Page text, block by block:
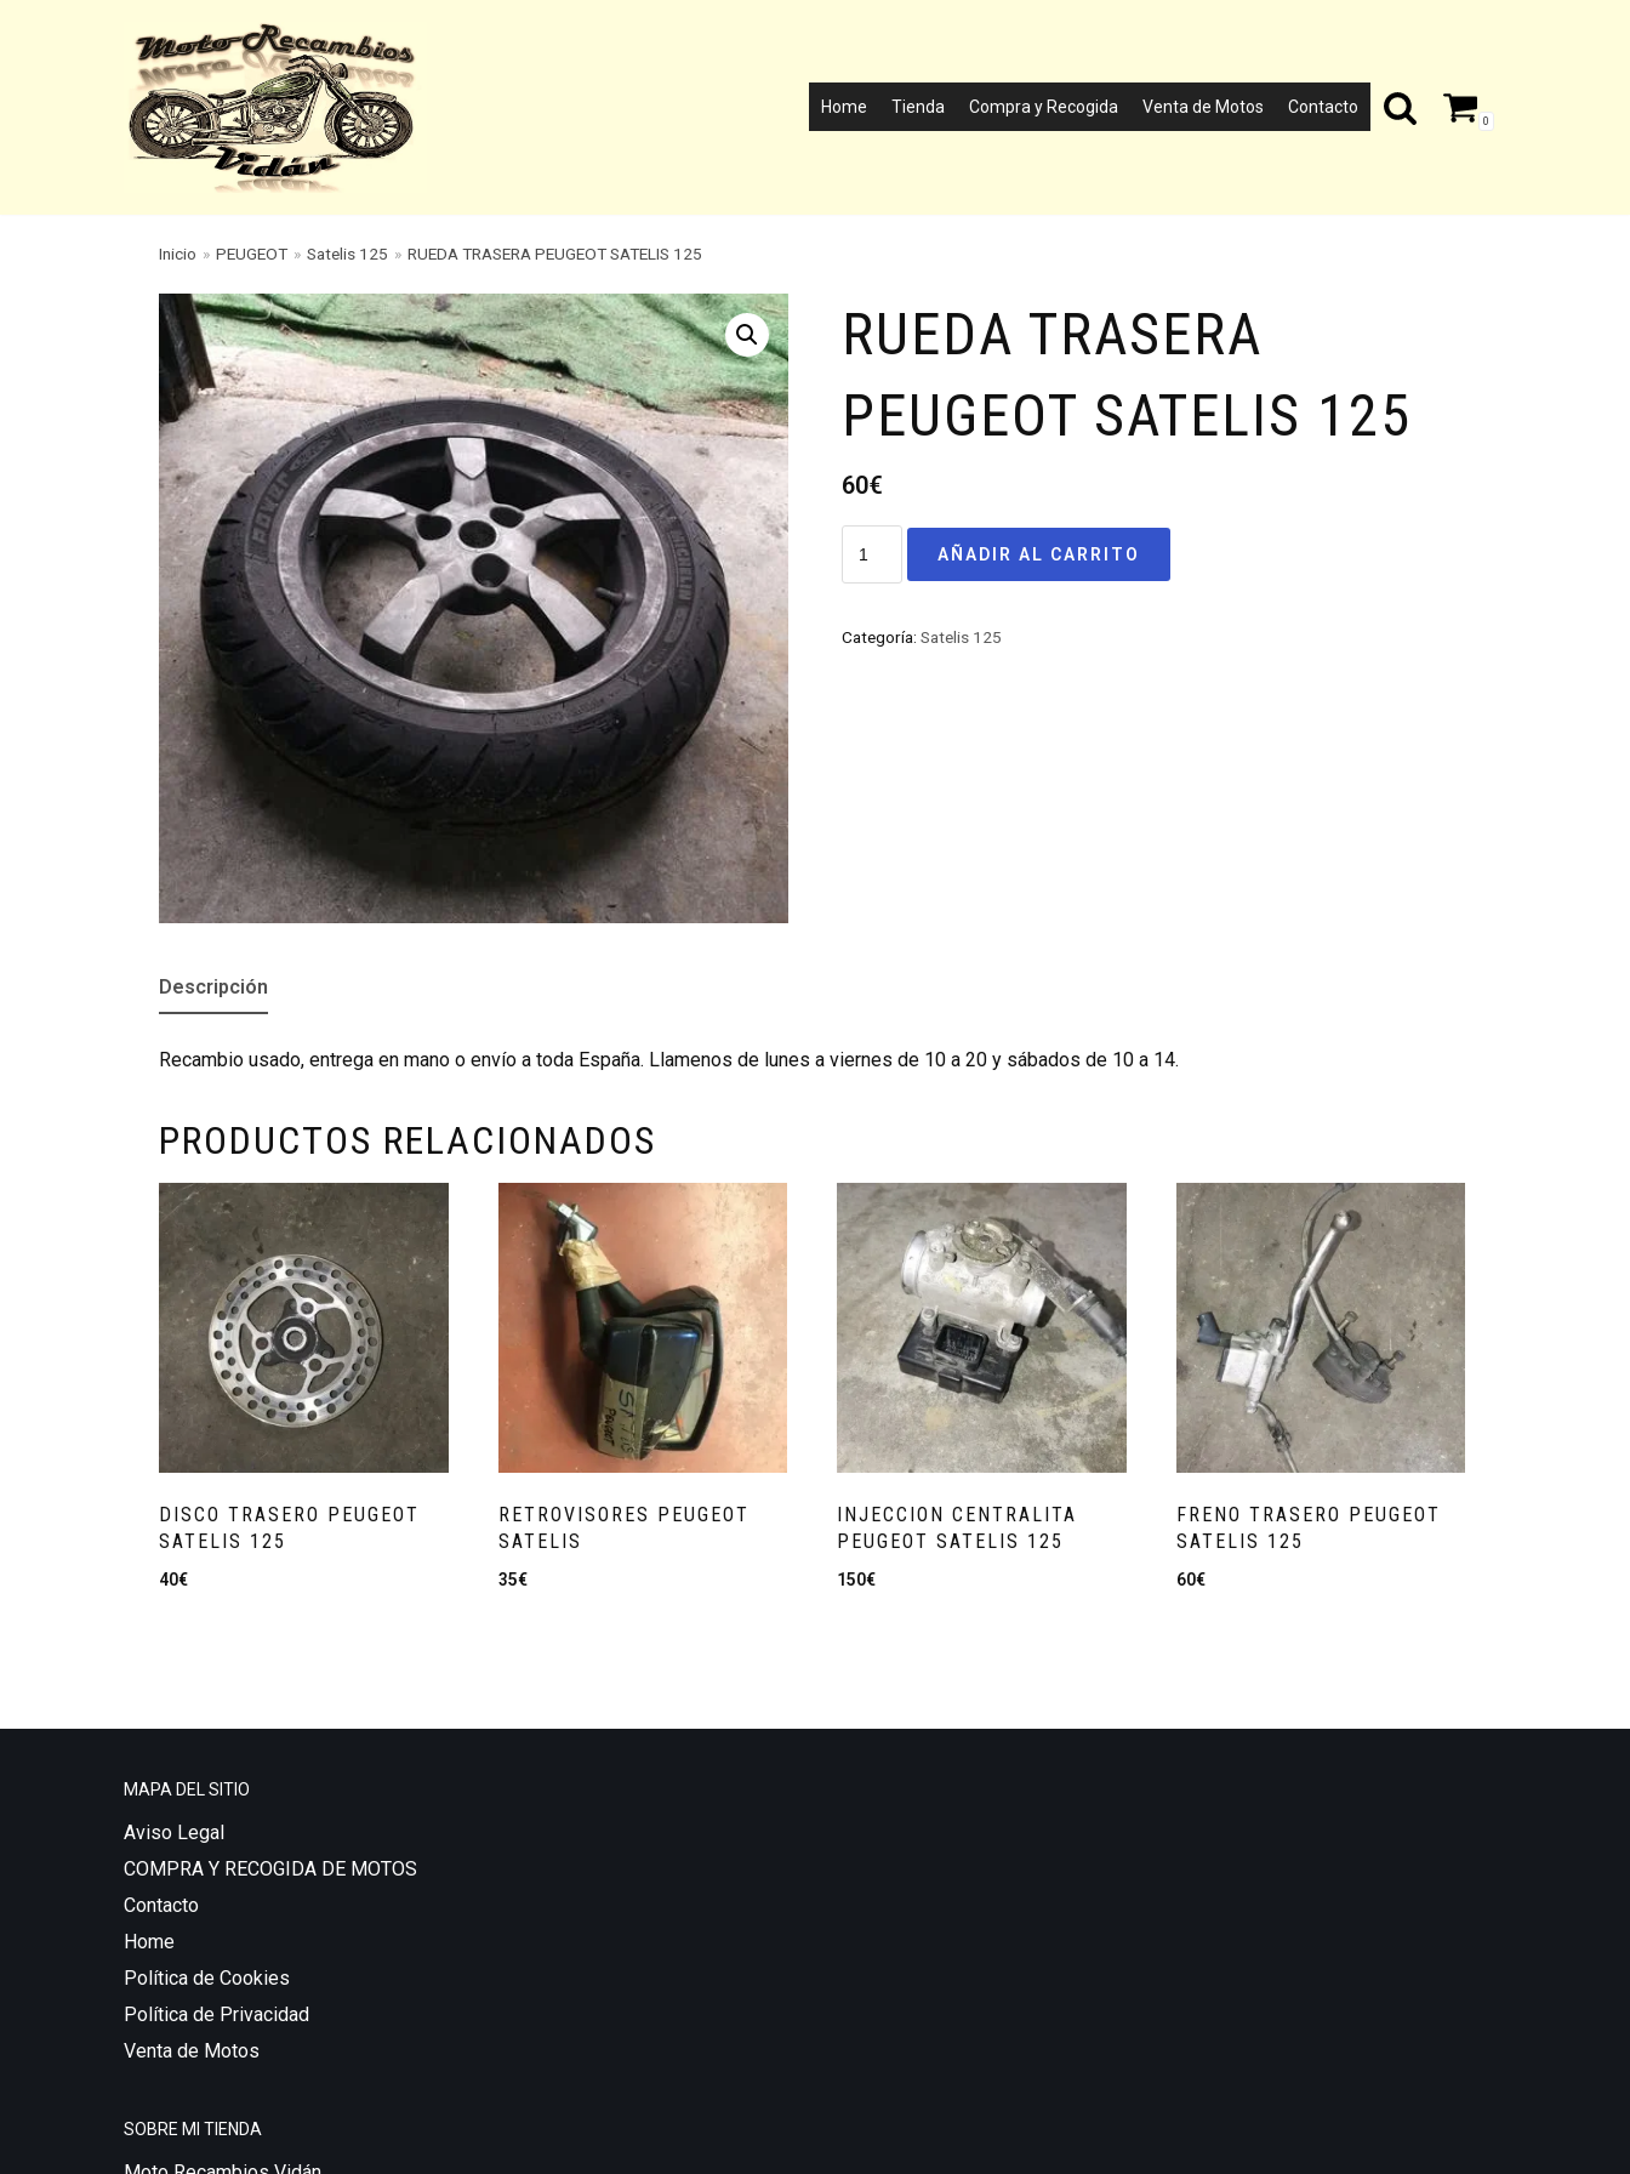
Home Tienda Compra y Recogida Venta de Motos Contacto
0
Inicio » PEUGEOT » Satelis 125 » RUEDA TRASERA PEUGEOT SATELIS 125
RUEDA TRASERA
PEUGEOT SATELIS 125
60€
AÑADIR AL CARRITO
Categoría: Satelis 125
Descripción
Recambio usado, entrega en mano o envío a toda España. Llamenos de lunes a viernes de 10 a 20 y sábados de 10 a 14.
PRODUCTOS RELACIONADOS
DISCO TRASERO PEUGEOT
SATELIS 125
40€
RETROVISORES PEUGEOT
SATELIS
35€
INJECCION CENTRALITA
PEUGEOT SATELIS 125
150€
FRENO TRASERO PEUGEOT
SATELIS 125
60€
MAPA DEL SITIO
Aviso Legal
COMPRA Y RECOGIDA DE MOTOS
Contacto
Home
Política de Cookies
Política de Privacidad
Venta de Motos
SOBRE MI TIENDA